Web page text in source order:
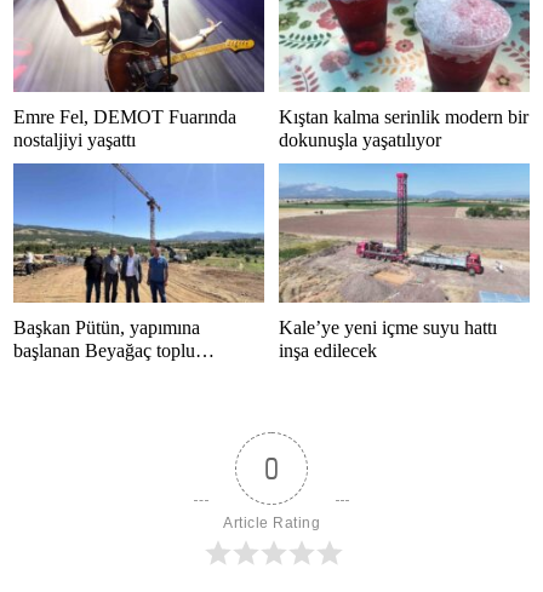
Emre Fel, DEMOT Fuarında
nostaljiyi yaşattı
Kıştan kalma serinlik modern bir
dokunuşla yaşatılıyor
Başkan Pütün, yapımına
başlanan Beyağaç toplu
Kale’ye yeni içme suyu hattı
inşa edilecek
0
Article Rating